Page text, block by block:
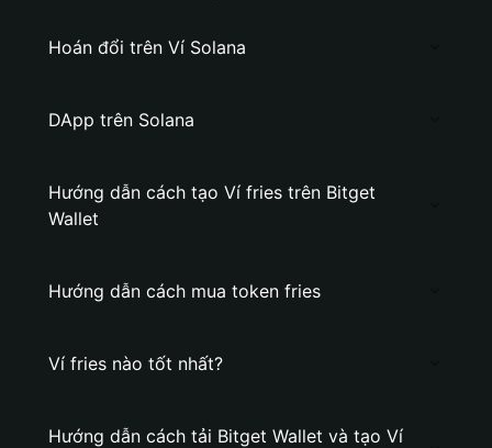
Hoán đổi trên Ví Solana
DApp trên Solana
Hướng dẫn cách tạo Ví fries trên Bitget
Wallet
Hướng dẫn cách mua token fries
Ví fries nào tốt nhất?
Hướng dẫn cách tải Bitget Wallet và tạo Ví